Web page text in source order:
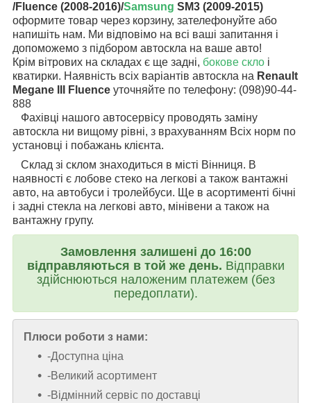
/Fluence (2008-2016)/Samsung SM3 (2009-2015)
оформите товар через корзину, зателефонуйте або
напишіть нам. Ми відповімо на всі ваші запитання і
допоможемо з підбором автоскла на ваше авто!
Крім вітрових на складах є ще задні, бокове скло і
кватирки. Наявність всіх варіантів автоскла на Renault
Megane III Fluence уточняйте по телефону: (098)90-44-
888
Фахівці нашого автосервісу проводять заміну
автоскла ни вищому рівні, з врахуванням Всіх норм по
установці і побажань клієнта.
Склад зі склом знаходиться в місті Вінниця. В
наявності є лобове стеко на легкові а також вантажні
авто, на автобуси і тролейбуси. Ще в асортименті бічні
і задні стекла на легкові авто, мінівени а також на
вантажну групу.
Замовлення залишені до 16:00
відправляються в той же день. Відправки
здійснюються наложеним платежем (без
передоплати).
Плюси роботи з нами:
-Доступна ціна
-Великий асортимент
-Відмінний сервіс по доставці